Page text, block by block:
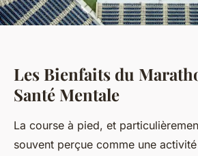
Les Bienfaits du
Santé Mentale
La course à pied, et
souvent perçue comme une